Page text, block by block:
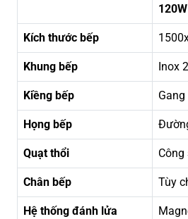
120W
Kích thước bếp
Khung bếp Inox
Kiềng bếp
Họng bếp
Quạt thổi Công
Chân bếp Tùy
Hệ thống đánh lửa